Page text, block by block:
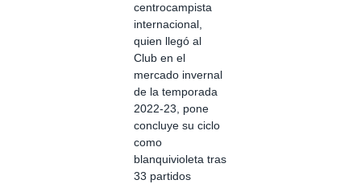
centrocampista
internacional,
quien llegó al
Club en el
mercado invernal
de la temporada
2022-23, pone
concluye su ciclo
como
blanquivioleta tras
33 partidos